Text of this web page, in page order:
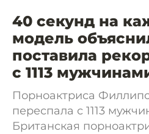
40 секунд на
модель
поставила
с 1113
Порноактриса
переспала с 1113
Британская